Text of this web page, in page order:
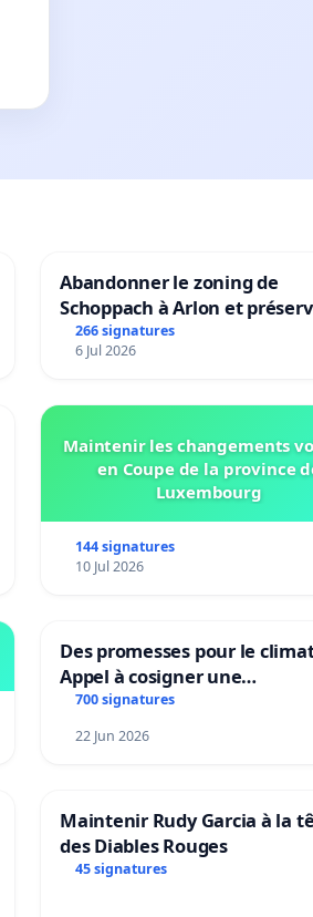
Abandonner le zoning de
Schoppach à Arlon et
site naturel
266 signatures
6 Jul 2026
Maintenir les changements
en Coupe de la province
Luxembourg
144 signatures
10 Jul 2026
Des promesses pour le
Appel à cosigner une
interpellation des ministres
wallons du climat et de
l’environnement.
700 signatures
22 Jun 2026
Maintenir Rudy Garcia à la
des Diables Rouges
45 signatures